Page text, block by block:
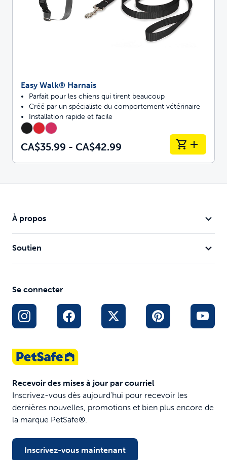
Easy Walk® Harnais
Parfait pour les chiens qui tirent beaucoup
Créé par un spécialiste du comportement vétérinaire
Installation rapide et facile
CA$35.99 - CA$42.99
À propos
Soutien
Se connecter
Recevoir des mises à jour par courriel
Inscrivez-vous dès aujourd’hui pour recevoir les
dernières nouvelles, promotions et bien plus encore de
la marque PetSafe®.
Inscrivez-vous maintenant